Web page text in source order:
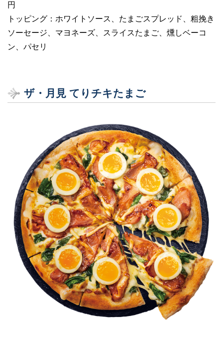
円
トッピング：ホワイトソース、たまごスプレッド、粗挽き
ソーセージ、マヨネーズ、スライスたまご、燻しベーコ
ン、パセリ
ザ・月見 てりチキたまご